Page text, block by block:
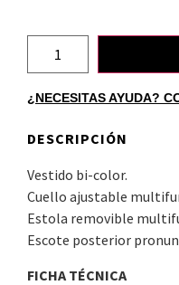
¿NECESITAS AYUDA?
DESCRIPCIÓN
Vestido bi-color.
Cuello ajustable
Estola removible
Escote posterior
FICHA TÉCNICA